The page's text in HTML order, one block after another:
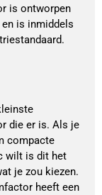
is ontworpen
is inmiddels
die er is. Als je
compacte
wilt is dit het
je zou kiezen.
heeft een